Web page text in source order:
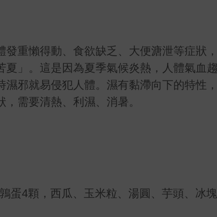
重懶得動、食欲缺乏、大便溏泄等症狀
」。這是因為夏季氣候炎熱，人體氣血
邪就易侵犯人體。濕有黏滯向下的特性
需要清熱、利濕、消暑。
蛋4顆，西瓜、玉米粒、湯圓、芋頭、冰